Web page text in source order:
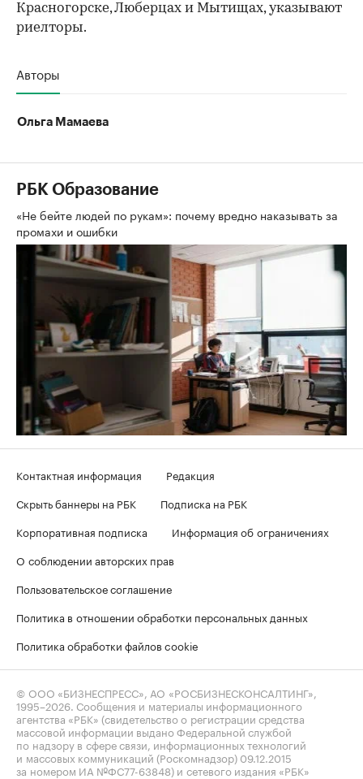
Красногорске, Люберцах и Мытищах, указывают
риелторы.
Авторы
Ольга Мамаева
РБК Образование
«Не бейте людей по рукам»: почему вредно наказывать за
промахи и ошибки
Контактная информация
Редакция
Скрыть баннеры на РБК
Подписка на РБК
Корпоративная подписка
Информация об ограничениях
О соблюдении авторских прав
Пользовательское соглашение
Политика в отношении обработки персональных данных
Политика обработки файлов cookie
© ООО «БИЗНЕСПРЕСС», АО «РОСБИЗНЕСКОНСАЛТИНГ»,
1995–2026 . Сообщения и материалы информационного
агентства «РБК» (свидетельство о регистрации средства
массовой информации выдано Федеральной службой
по надзору в сфере связи, информационных технологий
и массовых коммуникаций (Роскомнадзор) 09.12.2015
за номером ИА №ФС77-63848) и сетевого издания «РБК»